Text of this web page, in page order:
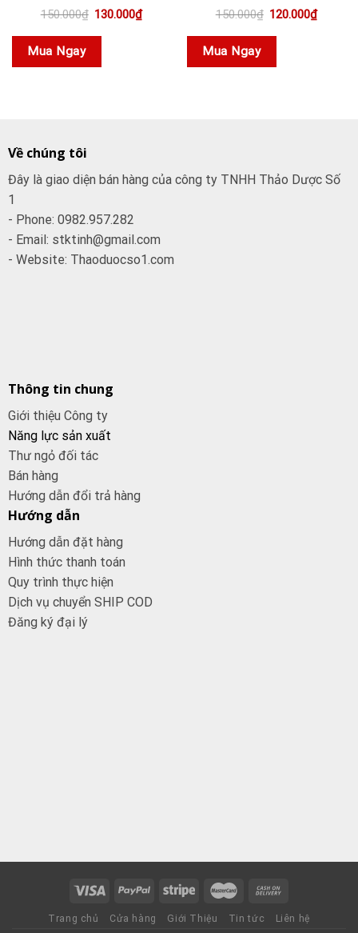
150.000₫ Giá
là:
130.000₫Giá
hiện
Mua Ngay
150.000₫ Giá
là:
120.000₫Giá
hiện
Mua Ngay
Về chúng tôi
Đây là giao diện bán hàng của công ty TNHH Thảo Dược Số
1
- Phone: 0982.957.282
- Email: stktinh@gmail.com
- Website: Thaoduocso1.com
Thông tin chung
Giới thiệu Công ty
Năng lực sản xuất
Thư ngỏ đối tác
Bán hàng
Hướng dẫn đổi trả hàng
Hướng dẫn
Hướng dẫn đặt hàng
Hình thức thanh toán
Quy trình thực hiện
Dịch vụ chuyển SHIP COD
Đăng ký đại lý
Trang chủ Cửa hàng Giới Thiệu Tin tức Liên hệ